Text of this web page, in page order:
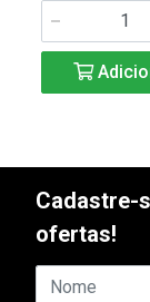
Cadastre-
ofertas!